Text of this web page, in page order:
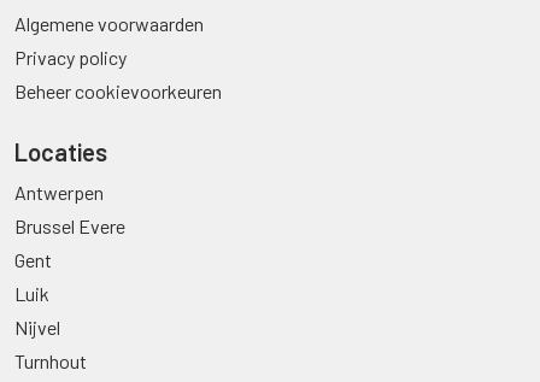
Algemene voorwaarden
Privacy policy
Beheer cookievoorkeuren
Locaties
Antwerpen
Brussel Evere
Gent
Luik
Nijvel
Turnhout